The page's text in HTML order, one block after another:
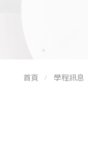
首頁 學程訊息